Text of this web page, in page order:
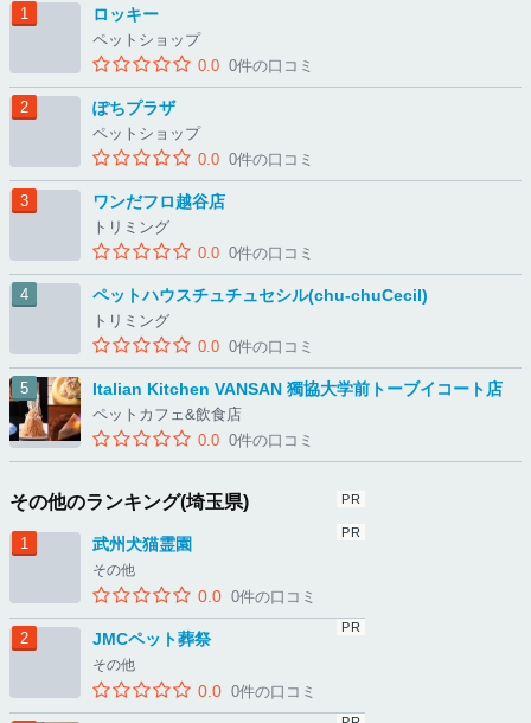
ロッキー
ペットショップ
0.0 0件の口コミ
ぽちプラザ
ペットショップ
0.0 0件の口コミ
ワンだフロ越谷店
トリミング
0.0 0件の口コミ
ペットハウスチュチュセシル(chu‐chuCecil)
トリミング
0.0 0件の口コミ
Italian Kitchen VANSAN 獨協大学前トーブイコート店
ペットカフェ&飲食店
0.0 0件の口コミ
その他のランキング(埼玉県)
武州犬猫霊園
その他
0.0 0件の口コミ
JMCペット葬祭
その他
0.0 0件の口コミ